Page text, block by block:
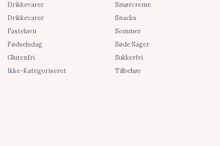
Drikkevarer
Drikkevarer
Fastelavn
Fødselsdag
Glutenfri
Ikke-Kategoriseret
Smørcreme
Snacks
Sommer
Søde Sager
Sukkerfri
Tilbehør